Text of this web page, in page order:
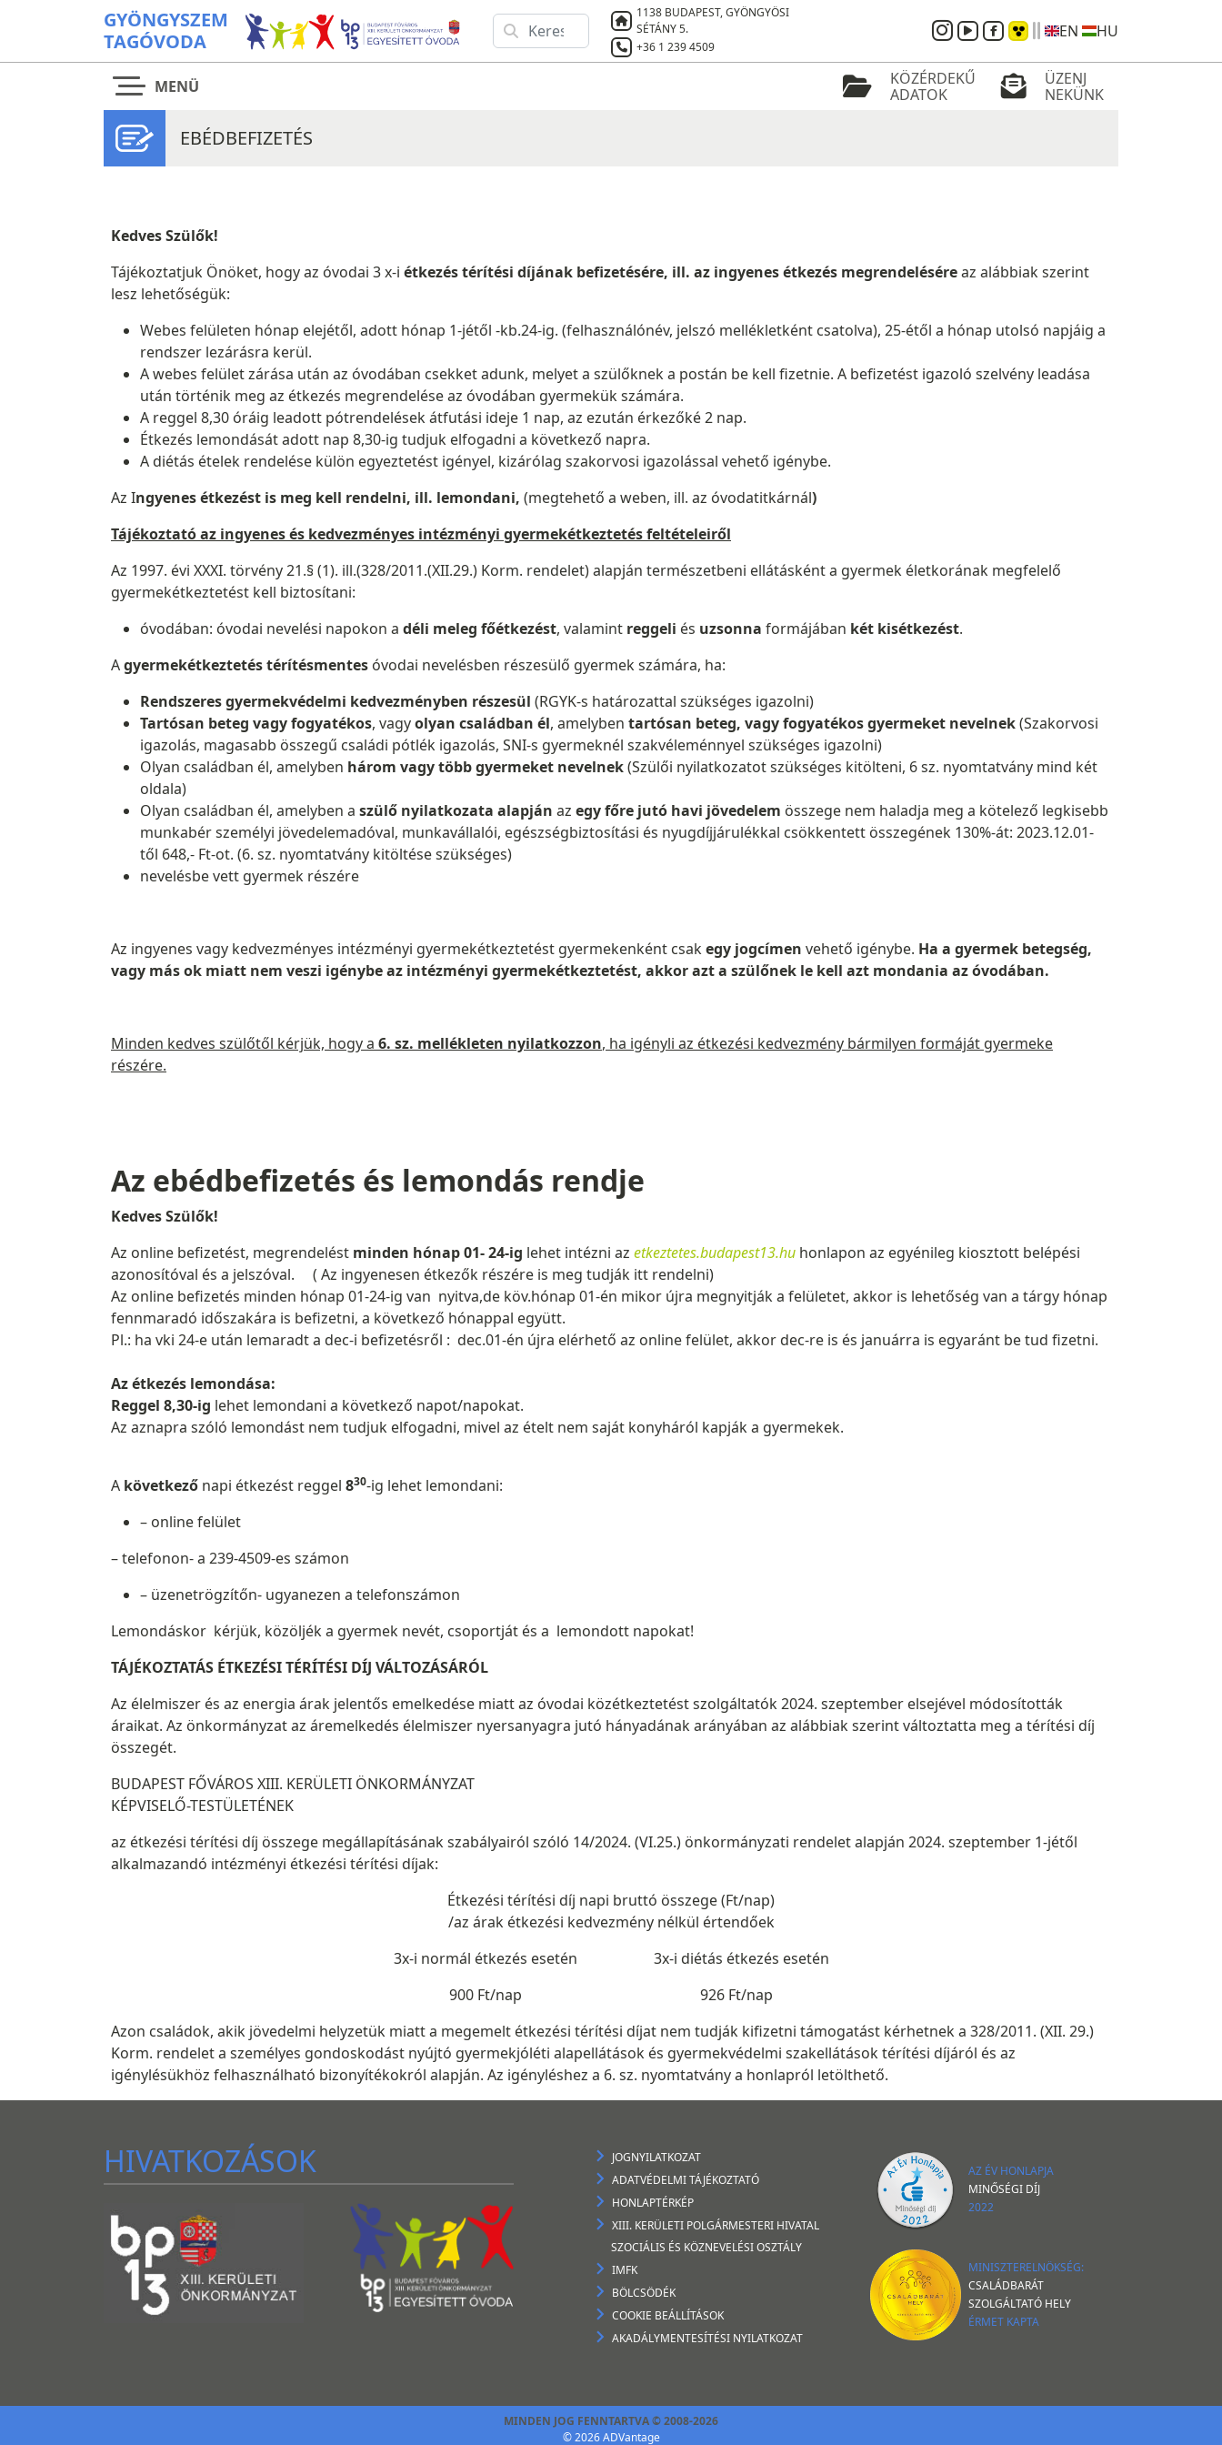
GYÖNGYSZEM
TAGÓVODA
1138 BUDAPEST, GYÖNGYÖSI
SÉTÁNY 5.
+36 1 239 4509
EN HU
MENÜ
KÖZÉRDEKŰ
ADATOK
ÜZENJ
NEKÜNK
EBÉDBEFIZETÉS
Kedves Szülők!
Tájékoztatjuk Önöket, hogy az óvodai 3 x-i étkezés térítési díjának befizetésére, ill. az ingyenes étkezés megrendeléséreaz alábbiak szerint
lesz lehetőségük:
Webes felületen hónap elejétől, adott hónap 1-jétől -kb.24-ig. (felhasználónév, jelszó mellékletként csatolva), 25-étől a hónap utolsó napjáig a
rendszer lezárásra kerül.
A webes felület zárása után az óvodában csekket adunk, melyet a szülőknek a postán be kell fizetnie. A befizetést igazoló szelvény leadása
után történik meg az étkezés megrendelése az óvodában gyermekük számára.
A reggel 8,30 óráig leadott pótrendelések átfutási ideje 1 nap, az ezután érkezőké 2 nap.
Étkezés lemondását adott nap 8,30-ig tudjuk elfogadni a következő napra.
A diétás ételek rendelése külön egyeztetést igényel, kizárólag szakorvosi igazolással vehető igénybe.
Az Ingyenes étkezést is meg kell rendelni, ill. lemondani, (megtehető a weben, ill. az óvodatitkárnál)
Tájékoztató az ingyenes és kedvezményes intézményi gyermekétkeztetés feltételeiről
Az 1997. évi XXXI. törvény 21.§ (1). ill.(328/2011.(XII.29.) Korm. rendelet) alapján természetbeni ellátásként a gyermek életkorának megfelelő
gyermekétkeztetést kell biztosítani:
óvodában: óvodai nevelési napokon a déli meleg főétkezést, valamint reggeli és uzsonna formájában két kisétkezést.
Agyermekétkeztetés térítésmentes óvodai nevelésben részesülő gyermek számára, ha:
Rendszeres gyermekvédelmi kedvezményben részesül (RGYK-s határozattal szükséges igazolni)
Tartósan beteg vagy fogyatékos, vagyolyan családban él, amelyben tartósan beteg, vagy fogyatékos gyermeket nevelnek(Szakorvosi
igazolás, magasabb összegű családi pótlék igazolás, SNI-s gyermeknél szakvéleménnyel szükséges igazolni)
Olyan családban él, amelyben három vagy több gyermeket nevelnek(Szülői nyilatkozatot szükséges kitölteni, 6 sz. nyomtatvány mind két
oldala)
Olyan családban él, amelyben a szülő nyilatkozata alapján az egy főre jutó havi jövedelem összege nem haladja meg a kötelező legkisebb
munkabér személyi jövedelemadóval, munkavállalói, egészségbiztosítási és nyugdíjjárulékkal csökkentett összegének 130%-át: 2023.12.01-
től 648,- Ft-ot. (6. sz. nyomtatvány kitöltése szükséges)
nevelésbe vett gyermek részére
Az ingyenes vagy kedvezményes intézményi gyermekétkeztetést gyermekenként csakegy jogcímen vehető igénybe. Ha a gyermek betegség,
vagy más ok miatt nem veszi igénybe az intézményi gyermekétkeztetést, akkor azt a szülőnek le kell azt mondania az óvodában.
Minden kedves szülőtől kérjük, hogy a 6. sz. mellékleten nyilatkozzon, ha igényli az étkezési kedvezmény bármilyen formáját gyermeke
részére.
Az ebédbefizetés és lemondás rendje
Kedves Szülők!
Az online befizetést, megrendelést minden hónap 01- 24-ig lehet intézni az etkeztetes.budapest13.hu honlapon az egyénileg kiosztott belépési
azonosítóval és a jelszóval. ( Az ingyenesen étkezők részére is meg tudják itt rendelni)
Az online befizetés minden hónap 01-24-ig van nyitva,de köv.hónap 01-én mikor újra megnyitják a felületet, akkor is lehetőség van a tárgy hónap
fennmaradó időszakára is befizetni, a következő hónappal együtt.
Pl.: ha vki 24-e után lemaradt a dec-i befizetésről : dec.01-én újra elérhető az online felület, akkor dec-re is és januárra is egyaránt be tud fizetni.
Az étkezés lemondása:
Reggel 8,30-ig lehet lemondani a következő napot/napokat.
Az aznapra szóló lemondást nem tudjuk elfogadni, mivel az ételt nem saját konyháról kapják a gyermekek.
A következő napi étkezést reggel 830-ig lehet lemondani:
– online felület
– telefonon- a 239-4509-es számon
– üzenetrögzítőn- ugyanezen a telefonszámon
Lemondáskor kérjük, közöljék a gyermek nevét, csoportját és a lemondott napokat!
TÁJÉKOZTATÁS ÉTKEZÉSI TÉRÍTÉSI DÍJ VÁLTOZÁSÁRÓL
Az élelmiszer és az energia árak jelentős emelkedése miatt az óvodai közétkeztetést szolgáltatók 2024. szeptember elsejével módosították
áraikat. Az önkormányzat az áremelkedés élelmiszer nyersanyagra jutó hányadának arányában az alábbiak szerint változtatta meg a térítési díj
összegét.
BUDAPEST FŐVÁROS XIII. KERÜLETI ÖNKORMÁNYZAT
KÉPVISELŐ-TESTÜLETÉNEK
az étkezési térítési díj összege megállapításának szabályairól szóló 14/2024. (VI.25.) önkormányzati rendelet alapján 2024. szeptember 1-jétől
alkalmazandó intézményi étkezési térítési díjak:
Étkezési térítési díj napi bruttó összege (Ft/nap)
/az árak étkezési kedvezmény nélkül értendőek
3x-i normál étkezés esetén 3x-i diétás étkezés esetén
900 Ft/nap 926 Ft/nap
Azon családok, akik jövedelmi helyzetük miatt a megemelt étkezési térítési díjat nem tudják kifizetni támogatást kérhetnek a 328/2011. (XII. 29.)
Korm. rendelet a személyes gondoskodást nyújtó gyermekjóléti alapellátások és gyermekvédelmi szakellátások térítési díjáról és az
igénylésükhöz felhasználható bizonyítékokról alapján. Az igényléshez a 6. sz. nyomtatvány a honlapról letölthető.
HIVATKOZÁSOK
JOGNYILATKOZAT
ADATVÉDELMI TÁJÉKOZTATÓ
HONLAPTÉRKÉP
XIII. KERÜLETI POLGÁRMESTERI HIVATAL
SZOCIÁLIS ÉS KÖZNEVELÉSI OSZTÁLY
IMFK
BÖLCSÖDÉK
COOKIE BEÁLLÍTÁSOK
AKADÁLYMENTESÍTÉSI NYILATKOZAT
AZ ÉV HONLAPJA
MINŐSÉGI DÍJ
2022
MINISZTERELNÖKSÉG:
CSALÁDBARÁT
SZOLGÁLTATÓ HELY
ÉRMET KAPTA
MINDEN JOG FENNTARTVA © 2008-2026
© 2026 ADVantage